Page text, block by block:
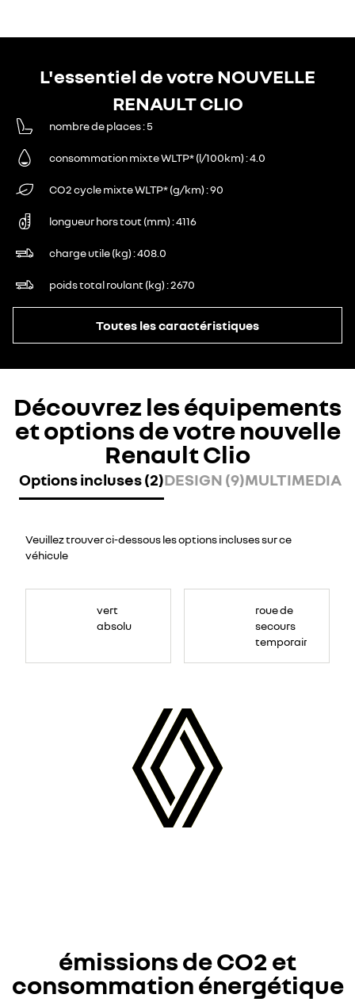
L'essentiel de votre NOUVELLE
RENAULT CLIO
nombre de places 5
consommation mixte WLTP* (l/100km) 4.0
CO2 cycle mixte WLTP* (g/km) 90
longueur hors tout (mm) 4116
charge utile (kg) 408.0
poids total roulant (kg) 2670
Toutes les caractéristiques
Découvrez les équipements
et options de votre nouvelle
Renault Clio
Options incluses (2)DESIGN (9)MULTIMEDIA
Veuillez trouver ci-dessous les options incluses sur ce
véhicule
vert
absolu
roue de
secours
temporaire
émissions de CO2 et
consommation énergétique